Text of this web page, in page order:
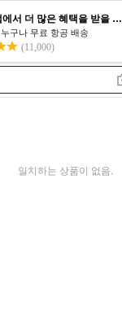
SHEIN앱에서 더 많은 혜택을 받을 수 있어요.
구나 무료 항공 배송
(11,000)
일치하는 상품이 없음.